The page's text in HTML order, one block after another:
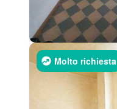
Molto richiesta